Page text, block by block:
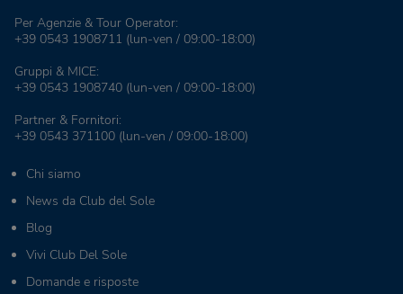
Per Agenzie & Tour Operator:
+39 0543 1908711 (lun-ven / 09:00-18:00)
Gruppi & MICE:
+39 0543 1908740 (lun-ven / 09:00-18:00)
Partner & Fornitori:
+39 0543 371100 (lun-ven / 09:00-18:00)
Chi siamo
News da Club del Sole
Blog
Vivi Club Del Sole
Domande e risposte